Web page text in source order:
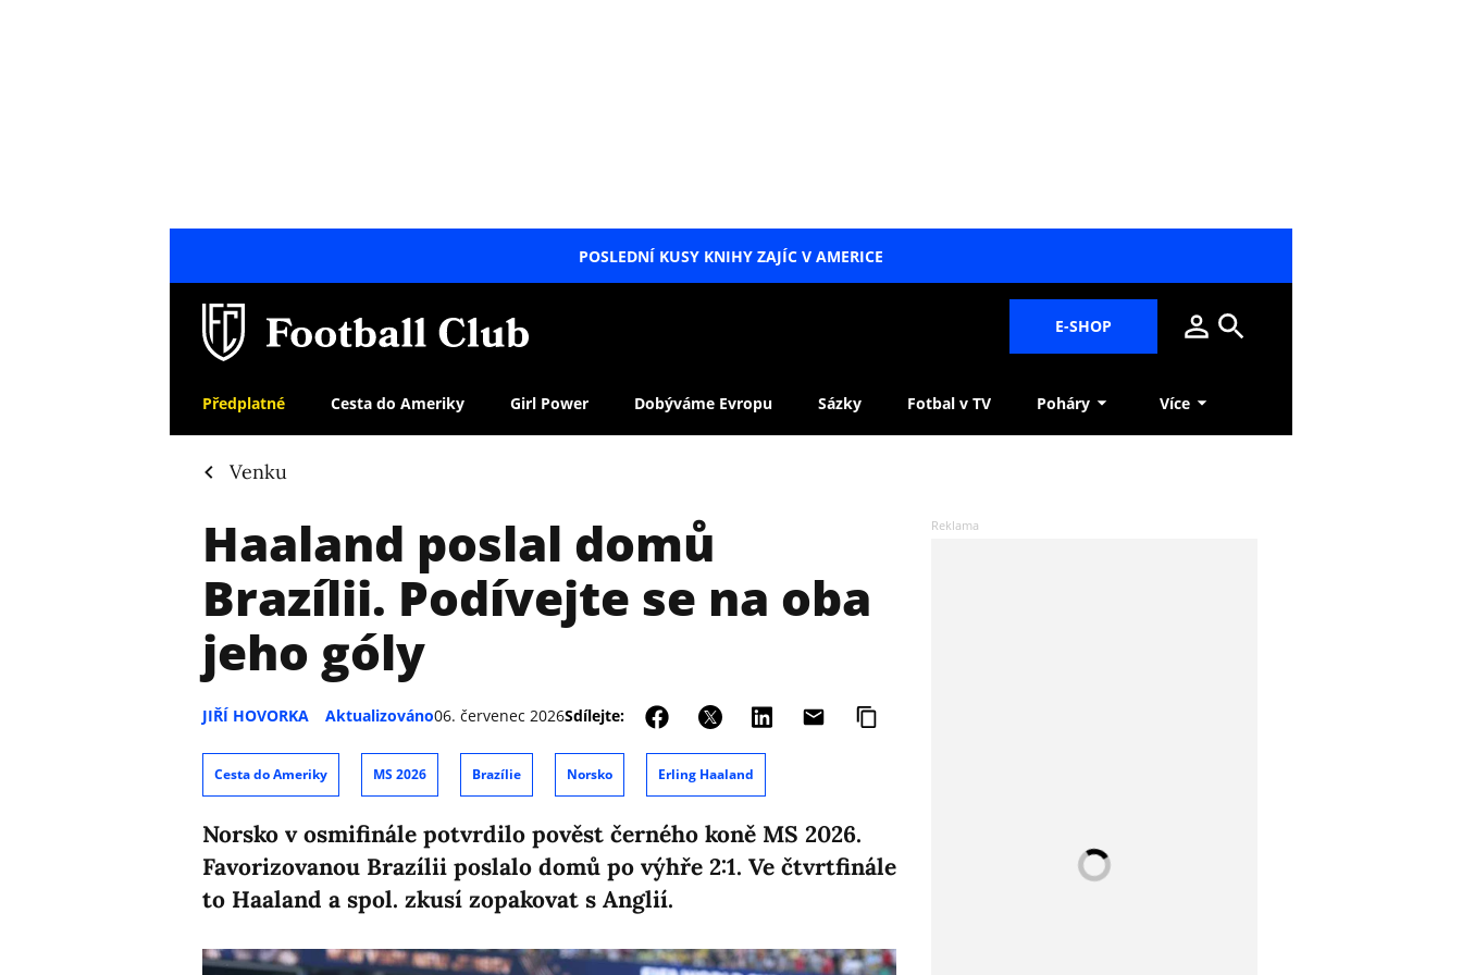
POSLEDNÍ KUSY KNIHY ZAJÍC V AMERICE
E-SHOP
Předplatné Cesta do Ameriky Girl Power Dobýváme Evropu Sázky Fotbal v TV Poháry Více
Venku
Haaland poslal domů
Brazílii. Podívejte se na oba
jeho góly
JIŘÍ HOVORKA Aktualizováno06. červenec 2026Sdílejte:
Cesta do Ameriky MS 2026 Brazílie Norsko Erling Haaland
Norsko v osmifinále potvrdilo pověst černého koně MS 2026.
Favorizovanou Brazílii poslalo domů po výhře 2:1. Ve čtvrtfinále
to Haaland a spol. zkusí zopakovat s Anglií.